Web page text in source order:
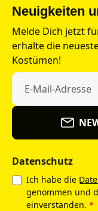
Neuigkeiten
Melde Dich jetzt
erhalte die
Kostümen!
Datenschutz
Ich habe die
genommen und
einverstanden. *